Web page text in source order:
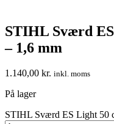
STIHL Sværd
– 1,6 mm
1.140,00 kr. inkl. moms
På lager
STIHL Sværd ES Light 50